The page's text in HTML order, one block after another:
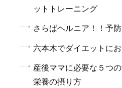
ットトレーニング
さらばヘルニア！！予
六本木でダイエットに
産後ママに必要な５つ
栄養の摂り方